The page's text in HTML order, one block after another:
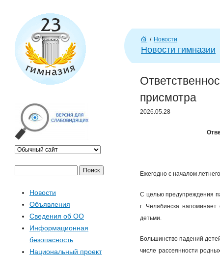
Г
л
н
я
/ Новости
Новости гимназии
присмотра
2026.05.28
Ежегодно с началом
С целью предупреждения
г. Челябинска
детьми.
Большинство падений
числе рассеянности
Ф
Новости
Объявления
Сведения об ОО
Информационная
безопасность
Национальный проект